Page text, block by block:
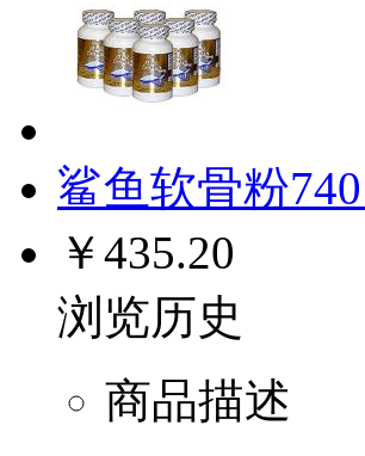
鲨鱼软骨粉
￥435.20
浏览历史
商品描述